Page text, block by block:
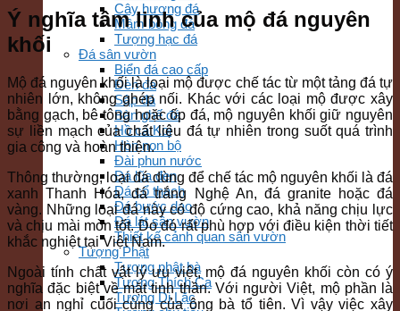
Cây hương đá
Mâm bồng đá
Tượng hạc đá
Đá sân vườn
Biển đá cao cấp
Đèn đá
Sập đá
Bàn ghế đá
Hồ cá Koi
Hòn non bộ
Đài phun nước
Đá lũa đen
Đá cổ thạch
Đá bước dạo
Đá lát sân vườn
Thiết kế cảnh quan sân vườn
Tượng Phật
Tượng phật bà
Tượng Thích Ca
Tượng Di Lặc
Ý nghĩa tâm linh của mộ đá nguyên
khối
Mộ đá nguyên khối là loại mộ được chế tác từ một tảng đá tự
nhiên lớn, không ghép nối. Khác với các loại mộ được xây
bằng gạch, bê tông hoặc ốp đá, mộ nguyên khối giữ nguyên
sự liền mạch của chất liệu đá tự nhiên trong suốt quá trình
gia công và hoàn thiện.
Thông thường, loại đá dùng để chế tác mộ nguyên khối là đá
xanh Thanh Hóa, đá trắng Nghệ An, đá granite hoặc đá
vàng. Những loại đá này có độ cứng cao, khả năng chịu lực
và chịu mài mòn tốt. Do đó rất phù hợp với điều kiện thời tiết
khắc nghiệt tại Việt Nam.
Ngoài tính chất vật lý ưu việt, mộ đá nguyên khối còn có ý
nghĩa đặc biệt về mặt tinh thần. Với người Việt, mộ phần là
nơi an nghỉ cuối cùng của ông bà tổ tiên. Vì vậy việc xây